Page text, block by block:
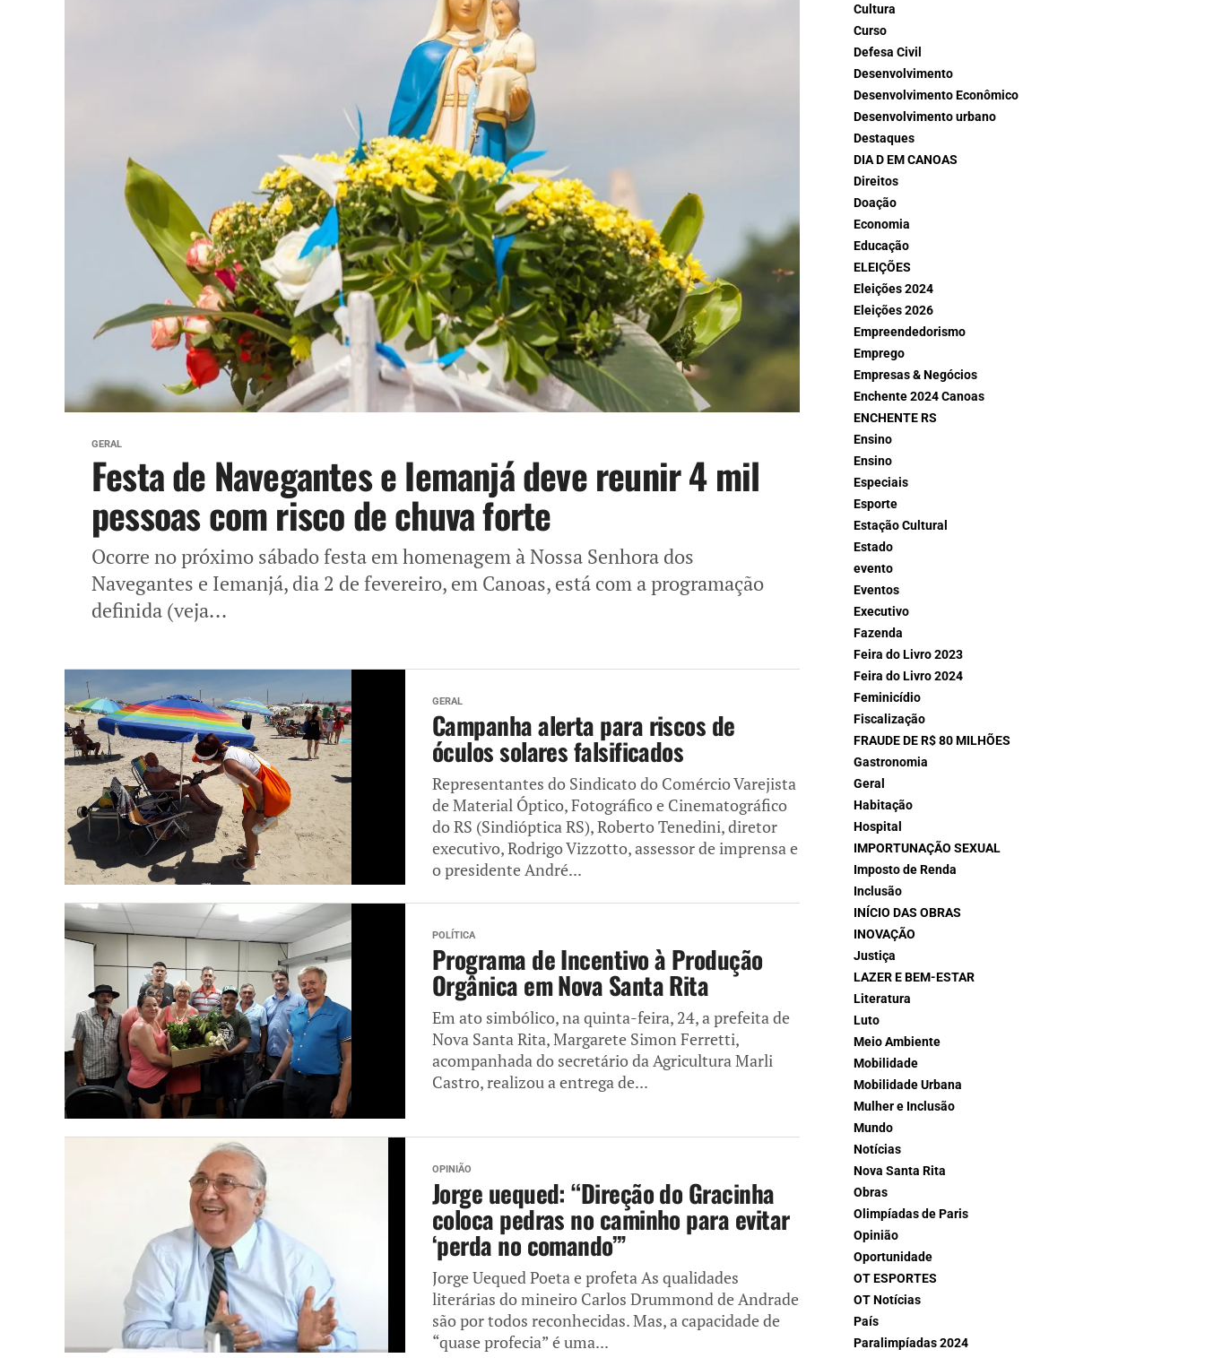
GERAL
Festa de Navegantes e Iemanjá deve reunir 4 mil
pessoas com risco de chuva forte
Ocorre no próximo sábado festa em homenagem à Nossa Senhora dos
Navegantes e Iemanjá, dia 2 de fevereiro, em Canoas, está com a programação
definida (veja...
GERAL
Campanha alerta para riscos de
óculos solares falsificados
Representantes do Sindicato do Comércio Varejista
de Material Óptico, Fotográfico e Cinematográfico
do RS (Sindióptica RS), Roberto Tenedini, diretor
executivo, Rodrigo Vizzotto, assessor de imprensa e
o presidente André...
POLÍTICA
Programa de Incentivo à Produção
Orgânica em Nova Santa Rita
Em ato simbólico, na quinta-feira, 24, a prefeita de
Nova Santa Rita, Margarete Simon Ferretti,
acompanhada do secretário da Agricultura Marli
Castro, realizou a entrega de...
OPINIÃO
Jorge uequed: “Direção do Gracinha
coloca pedras no caminho para evitar
‘perda no comando’”
Jorge Uequed Poeta e profeta As qualidades
literárias do mineiro Carlos Drummond de Andrade
são por todos reconhecidas. Mas, a capacidade de
“quase profecia” é uma...
Cultura
Curso
Defesa Civil
Desenvolvimento
Desenvolvimento Econômico
Desenvolvimento urbano
Destaques
DIA D EM CANOAS
Direitos
Doação
Economia
Educação
ELEIÇÕES
Eleições 2024
Eleições 2026
Empreendedorismo
Emprego
Empresas & Negócios
Enchente 2024 Canoas
ENCHENTE RS
Ensino
Ensino
Especiais
Esporte
Estação Cultural
Estado
evento
Eventos
Executivo
Fazenda
Feira do Livro 2023
Feira do Livro 2024
Feminicídio
Fiscalização
FRAUDE DE R$ 80 MILHÕES
Gastronomia
Geral
Habitação
Hospital
IMPORTUNAÇÃO SEXUAL
Imposto de Renda
Inclusão
INÍCIO DAS OBRAS
INOVAÇÃO
Justiça
LAZER E BEM-ESTAR
Literatura
Luto
Meio Ambiente
Mobilidade
Mobilidade Urbana
Mulher e Inclusão
Mundo
Notícias
Nova Santa Rita
Obras
Olimpíadas de Paris
Opinião
Oportunidade
OT ESPORTES
OT Notícias
País
Paralimpíadas 2024